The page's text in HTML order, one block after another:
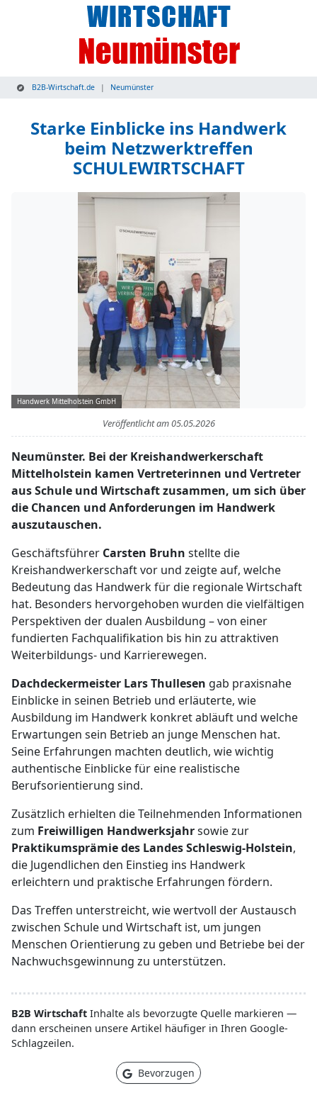
B2B-Wirtschaft.de Neumünster
Starke Einblicke ins Handwerk
beim Netzwerktreffen
SCHULEWIRTSCHAFT
Handwerk Mittelholstein GmbH
Veröffentlicht am05.05.2026
Neumünster. Bei der Kreishandwerkerschaft
Mittelholstein kamen Vertreterinnen und Vertreter
aus Schule und Wirtschaft zusammen, um sich über
die Chancen und Anforderungen im Handwerk
auszutauschen.
Geschäftsführer Carsten Bruhn stellte die
Kreishandwerkerschaft vor und zeigte auf, welche
Bedeutung das Handwerk für die regionale Wirtschaft
hat. Besonders hervorgehoben wurden die vielfältigen
Perspektiven der dualen Ausbildung – von einer
fundierten Fachqualifikation bis hin zu attraktiven
Weiterbildungs- und Karrierewegen.
Dachdeckermeister Lars Thullesen gab praxisnahe
Einblicke in seinen Betrieb und erläuterte, wie
Ausbildung im Handwerk konkret abläuft und welche
Erwartungen sein Betrieb an junge Menschen hat.
Seine Erfahrungen machten deutlich, wie wichtig
authentische Einblicke für eine realistische
Berufsorientierung sind.
Zusätzlich erhielten die Teilnehmenden Informationen
zum Freiwilligen Handwerksjahrsowie zur
Praktikumsprämie des Landes Schleswig-Holstein,
die Jugendlichen den Einstieg ins Handwerk
erleichtern und praktische Erfahrungen fördern.
Das Treffen unterstreicht, wie wertvoll der Austausch
zwischen Schule und Wirtschaft ist, um jungen
Menschen Orientierung zu geben und Betriebe bei der
Nachwuchsgewinnung zu unterstützen.
B2B Wirtschaft Inhalte als bevorzugte Quelle markieren —
dann erscheinen unsere Artikel häufiger in Ihren Google-
Schlagzeilen.
Bevorzugen